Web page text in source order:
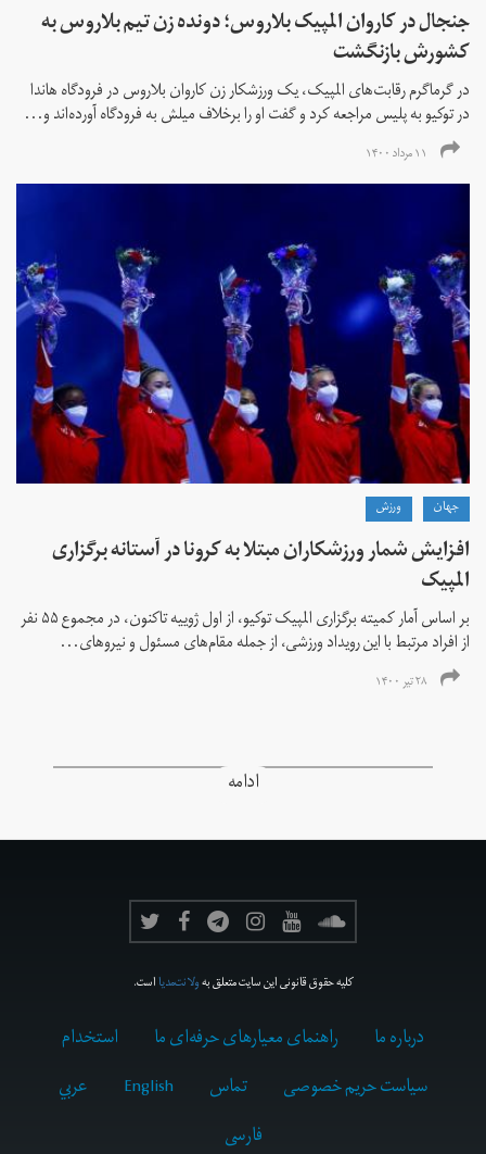
جنجال در کاروان المپیک بلاروس؛ دونده زن تیم بلاروس به
کشورش بازنگشت
در گرماگرم رقابت‌های المپیک، یک ورزشکار زن کاروان بلاروس در فرودگاه هاندا
در توکیو به پلیس مراجعه کرد و گفت او را برخلاف میلش به فرودگاه آورده‌اند و...
۱۱ مرداد ۱۴۰۰
جهان ورزش
افزایش شمار ورزشکاران مبتلا به کرونا در آستانه برگزاری
المپیک
بر اساس آمار کمیته برگزاری المپیک توکیو، از اول ژوییه تاکنون، در مجموع ۵۵ نفر
از افراد مرتبط با این رویداد ورزشی، از جمله مقام‌های مسئول و نیروهای...
۲۸ تیر ۱۴۰۰
ادامه
کلیه حقوق قانونی این سایت متعلق بهولانت‌مدیااست.
درباره ما راهنمای معیارهای حرفه‌ای ما
استخدام
سیاست حریم خصوصی
تماس English
عربي
فارسى